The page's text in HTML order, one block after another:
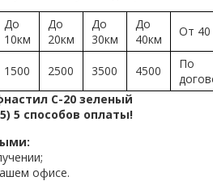
До
10км
До
20км
До
30км
До
40км
От 40
1500 2500 3500 4500
По
С-20 зеленый
5 способов оплаты!
офисе.